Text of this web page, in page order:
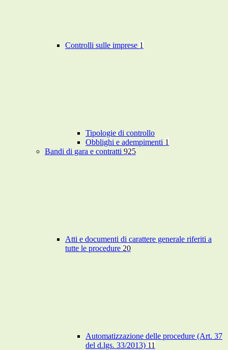
Controlli sulle imprese 1
Tipologie di controllo
Obblighi e adempimenti 1
Bandi di gara e contratti 925
Atti e documenti di carattere generale riferiti a
tutte le procedure 20
Automatizzazione delle procedure (Art. 37
del d.lgs. 33/2013) 11